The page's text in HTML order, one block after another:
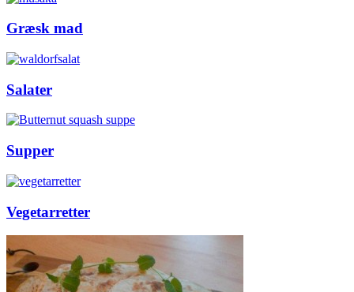
Græsk mad
Salater
Supper
Vegetarretter